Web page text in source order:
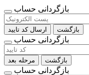
بازگردانی حساب
ارسال کد تایید بازگشت
بازگردانی حساب
مرحله بعد بازگشت
بازگردانی حساب